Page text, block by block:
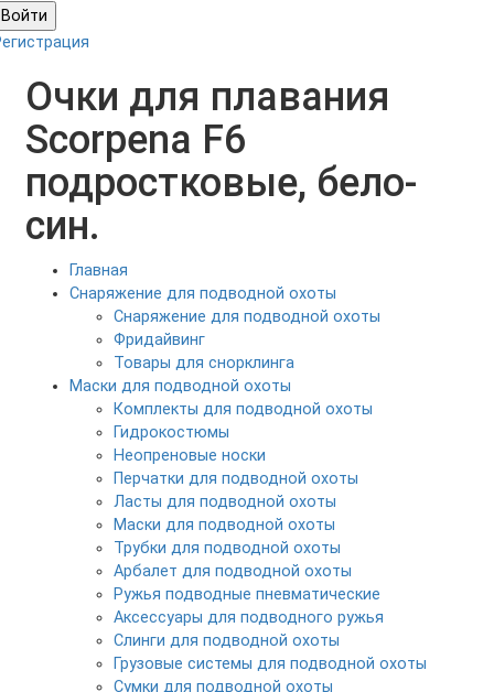
Войти
Очки для плавания
Scorpena F6
подростковые, бело-
син.
Главная
Снаряжение для подводной охоты
Снаряжение для подводной охоты
Фридайвинг
Товары для снорклинга
Маски для подводной охоты
Комплекты для подводной охоты
Гидрокостюмы
Неопреновые носки
Перчатки для подводной охоты
Ласты для подводной охоты
Маски для подводной охоты
Трубки для подводной охоты
Арбалет для подводной охоты
Ружья подводные пневматические
Аксессуары для подводного ружья
Слинги для подводной охоты
Грузовые системы для подводной охоты
Сумки для подводной охоты